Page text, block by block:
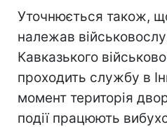
Уточнюється також,
належав
Кавказького
проходить службу в
момент територія
події працюють